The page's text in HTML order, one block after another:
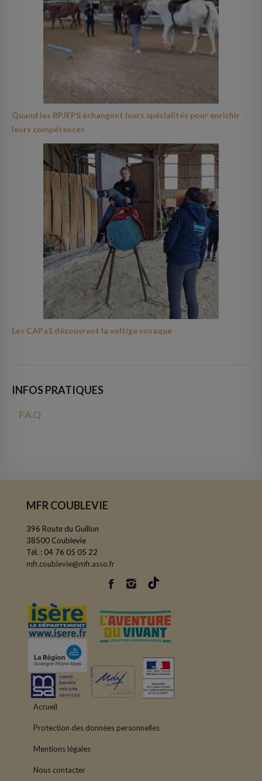
Quand les BPJEPS échangent leurs spécialités pour enrichir
leurs compétences
Les CAPa1 découvrent la voltige cosaque
INFOS PRATIQUES
F.A.Q
MFR COUBLEVIE
396 Route du Guillon
38500 Coublevie
Tél. : 04 76 05 05 22
mfr.coublevie@mfr.asso.fr
Accueil
Protection des données personnelles
Mentions légales
Nous contacter